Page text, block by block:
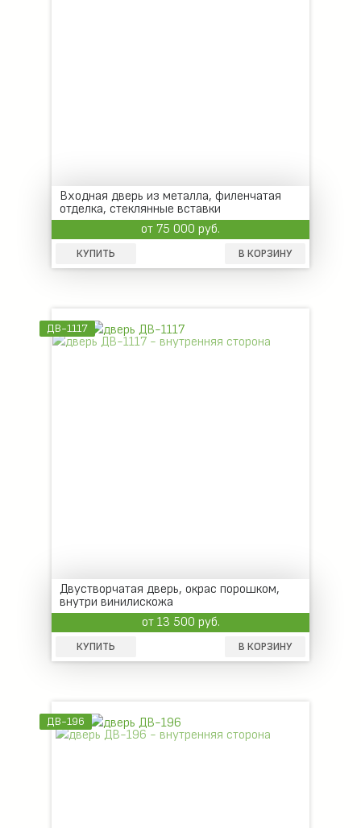
Входная дверь из металла, филенчатая
отделка, стеклянные вставки
от 75 000 руб.
КУПИТЬ В КОРЗИНУ
ДВ-1117
Двустворчатая дверь, окрас порошком,
внутри винилискожа
от 13 500 руб.
КУПИТЬ В КОРЗИНУ
ДВ-196